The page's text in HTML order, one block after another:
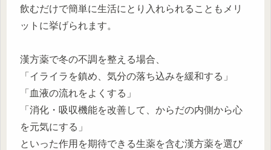
飲むだけで簡単に生活にとり入れられることもメリ
ットに挙げられます。
漢方薬で冬の不調を整える場合、
「イライラを鎮め、気分の落ち込みを緩和する」
「血液の流れをよくする」
「消化・吸収機能を改善して、からだの内側から心
を元気にする」
といった作用を期待できる生薬を含む漢方薬を選び